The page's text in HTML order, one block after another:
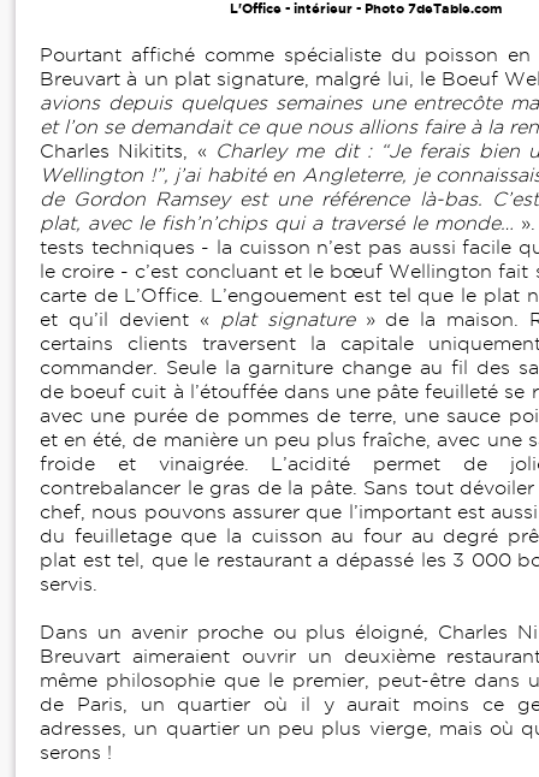
L'Office - intérieur - Photo 7deTable.com
Pourtant affiché comme spécialiste du poisson en
Breuvart à un plat signature, malgré lui, le Boeuf
avions depuis quelques semaines une entrecôte
et l’on se demandait ce que nous allions faire à la
Charles Nikitits, « Charley me dit : “Je ferais
Wellington !”, j’ai habité en Angleterre, je
de Gordon Ramsey est une référence là-bas.
plat, avec le fish’n’chips qui a traversé le monde…
tests techniques - la cuisson n’est pas aussi facile
le croire - c’est concluant et le bœuf Wellington fait
carte de L’Office. L’engouement est tel que le plat
et qu’il devient « plat signature» de la maison.
certains clients traversent la capitale
commander. Seule la garniture change au fil des
de boeuf cuit à l’étouffée dans une pâte feuilleté se
avec une purée de pommes de terre, une sauce
et en été, de manière un peu plus fraîche, avec une
froide et vinaigrée. L’acidité permet de
contrebalancer le gras de la pâte. Sans tout
chef, nous pouvons assurer que l’important est
du feuilletage que la cuisson au four au degré
plat est tel, que le restaurant a dépassé les 3 000
servis.
Dans un avenir proche ou plus éloigné, Charles
Breuvart aimeraient ouvrir un deuxième
même philosophie que le premier, peut-être dans
de Paris, un quartier où il y aurait moins ce
adresses, un quartier un peu plus vierge, mais où
serons !